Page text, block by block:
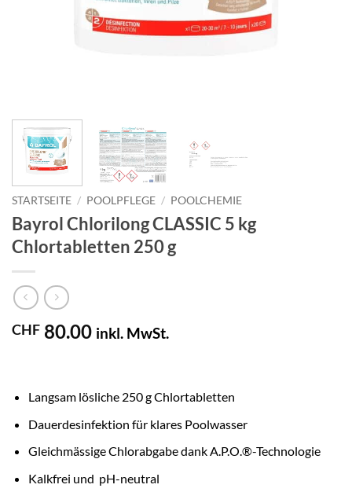
STARTSEITE / POOLPFLEGE / POOLCHEMIE
Bayrol Chlorilong CLASSIC 5 kg
Chlortabletten 250 g
CHF 80.00 inkl. MwSt.
Langsam lösliche 250 g Chlortabletten
Dauerdesinfektion für klares Poolwasser
Gleichmässige Chlorabgabe dank A.P.O.®-Technologie
Kalkfrei und pH-neutral